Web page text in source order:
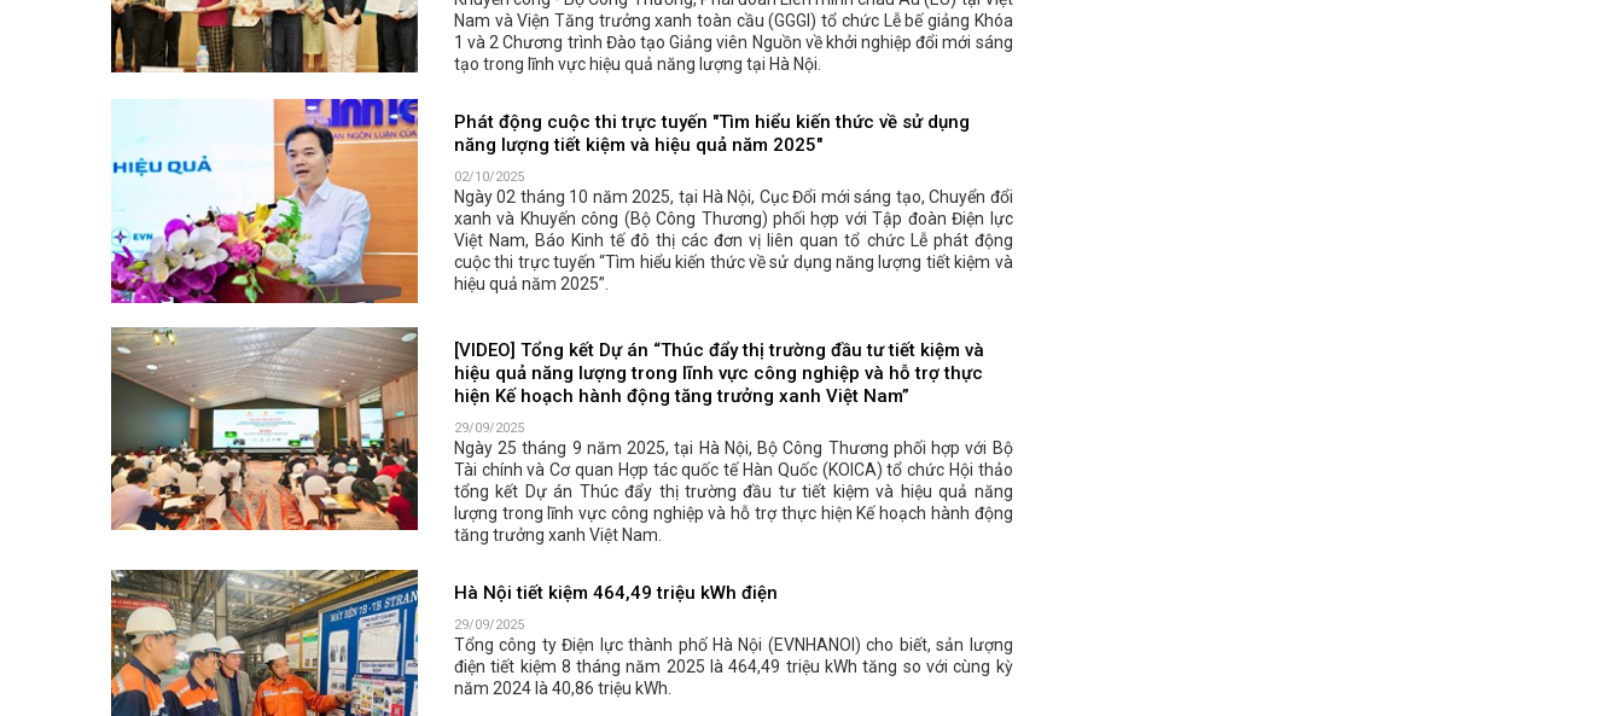
Nam và Viện Tăng trưởng xanh toàn cầu (GGGI) tổ chức Lễ bế giảng Khóa
1 và 2 Chương trình Đào tạo Giảng viên Nguồn về khởi nghiệp đổi mới sáng
tạo trong lĩnh vực hiệu quả năng lượng tại Hà Nội.
Phát động cuộc thi trực tuyến "Tìm hiểu kiến thức về sử dụng
năng lượng tiết kiệm và hiệu quả năm 2025"
02/10/2025
Ngày 02 tháng 10 năm 2025, tại Hà Nội, Cục Đổi mới sáng tạo, Chuyển đổi
xanh và Khuyến công (Bộ Công Thương) phối hợp với Tập đoàn Điện lực
Việt Nam, Báo Kinh tế đô thị các đơn vị liên quan tổ chức Lễ phát động
cuộc thi trực tuyến “Tìm hiểu kiến thức về sử dụng năng lượng tiết kiệm và
hiệu quả năm 2025”.
[VIDEO] Tổng kết Dự án “Thúc đẩy thị trường đầu tư tiết kiệm và
hiệu quả năng lượng trong lĩnh vực công nghiệp và hỗ trợ thực
hiện Kế hoạch hành động tăng trưởng xanh Việt Nam”
29/09/2025
Ngày 25 tháng 9 năm 2025, tại Hà Nội, Bộ Công Thương phối hợp với Bộ
Tài chính và Cơ quan Hợp tác quốc tế Hàn Quốc (KOICA) tổ chức Hội thảo
tổng kết Dự án Thúc đẩy thị trường đầu tư tiết kiệm và hiệu quả năng
lượng trong lĩnh vực công nghiệp và hỗ trợ thực hiện Kế hoạch hành động
tăng trưởng xanh Việt Nam.
Hà Nội tiết kiệm 464,49 triệu kWh điện
29/09/2025
Tổng công ty Điện lực thành phố Hà Nội (EVNHANOI) cho biết, sản lượng
điện tiết kiệm 8 tháng năm 2025 là 464,49 triệu kWh tăng so với cùng kỳ
năm 2024 là 40,86 triệu kWh.